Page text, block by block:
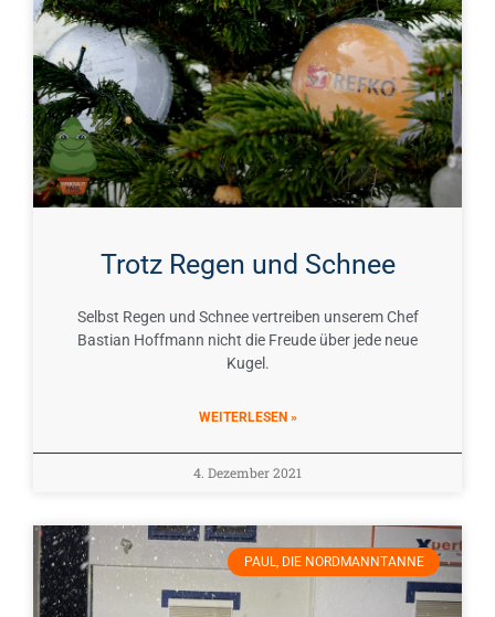
Trotz Regen und Schnee
Selbst Regen und Schnee vertreiben unserem Chef
Bastian Hoffmann nicht die Freude über jede neue
Kugel.
WEITERLESEN »
4. Dezember 2021
PAUL, DIE NORDMANNTANNE